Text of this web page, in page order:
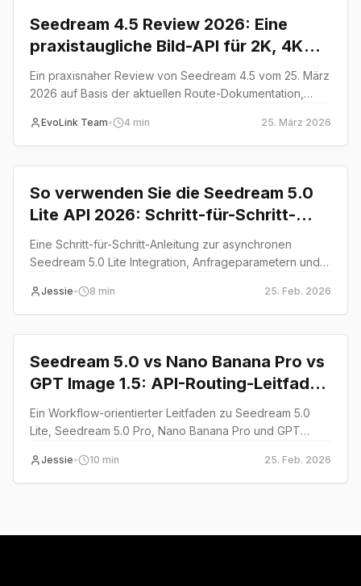
Seedream 4.5 Review 2026: Eine
praxistaugliche Bild-API für 2K, 4K
und Multi-Image-Bearbeitung
Ein praxisnaher Review von Seedream 4.5 vom 25. März
2026 auf Basis der aktuellen Route-Dokumentation,
asynchroner Auslieferung.
EvoLink Team• 4 min
25. März 2026
guide
So verwenden Sie die Seedream 5.0
Lite API 2026: Schritt-für-Schritt-
Integration mit EvoLink (Asynchroner
Workflow)
Eine Schritt-für-Schritt-Anleitung zur asynchronen
Seedream 5.0 Lite Integration, Anfrageparametern und
Jessie• 8 min
25. Feb. 2026
guide
Seedream 5.0 vs Nano Banana Pro vs
GPT Image 1.5: API-Routing-Leitfaden
2026
Ein Workflow-orientierter Leitfaden zu Seedream 5.0
Lite, Seedream 5.0 Pro, Nano Banana Pro und GPT
Jessie• 10 min 25. Feb. 2026